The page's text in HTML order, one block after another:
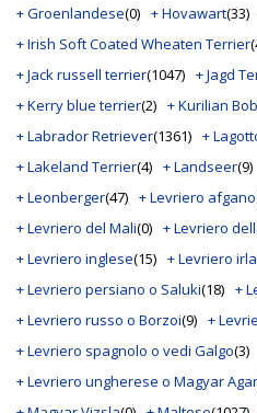
+ Groenlandese(0) + Hovawart(33)
+ Irish Soft Coated Wheaten Terrier
+ Jack russell terrier(1047) + Jagd
+ Kerry blue terrier(2) + Kurilian
+ Labrador Retriever(1361) +
+ Lakeland Terrier(4) + Landseer(9)
+ Leonberger(47) + Levriero afgano
+ Levriero del Mali(0) + Levriero
+ Levriero inglese(15) + Levriero
+ Levriero persiano o Saluki(18) +
+ Levriero russo o Borzoi(9) +
+ Levriero spagnolo o vedi Galgo(3)
+ Levriero ungherese o Magyar Agar